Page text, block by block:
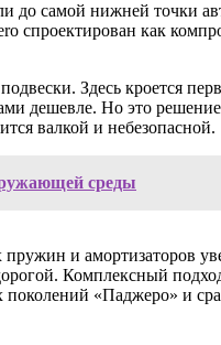
до самой нижней точки
спроектирован как
Здесь кроется
дешевле. Но это
валкой и небезопасной.
среды
и амортизаторов
Комплексный
«Паджеро» и